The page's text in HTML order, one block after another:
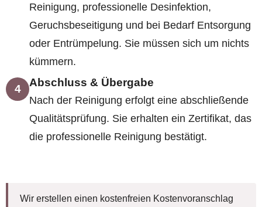
Reinigung, professionelle Desinfektion,
Geruchsbeseitigung und bei Bedarf Entsorgung
oder Entrümpelung. Sie müssen sich um nichts
kümmern.
4 Abschluss & Übergabe
Nach der Reinigung erfolgt eine abschließende
Qualitätsprüfung. Sie erhalten ein Zertifikat, das
die professionelle Reinigung bestätigt.
Wir erstellen einen kostenfreien Kostenvoranschlag